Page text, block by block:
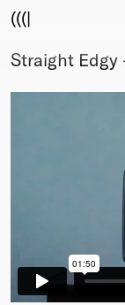
(((|
About
Membership
Straight Edgy